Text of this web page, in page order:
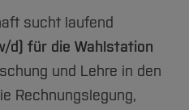
sucht laufend
d) für die Wahlstation
und Lehre in den
Rechnungslegung,